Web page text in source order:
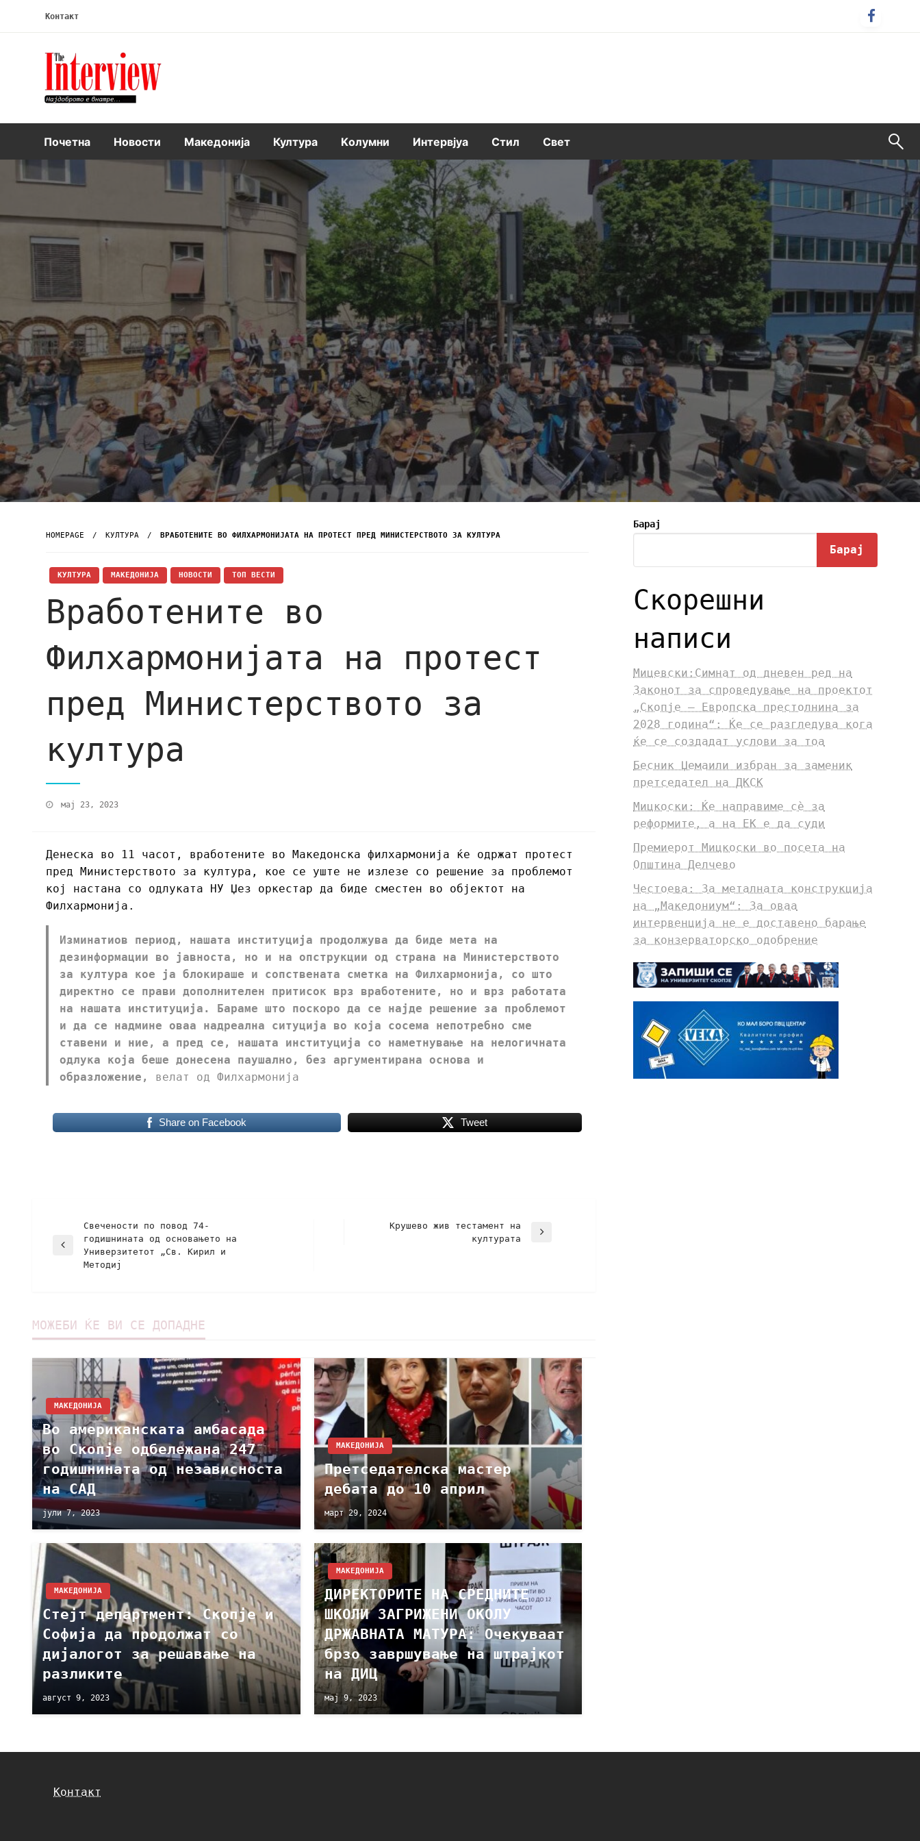
Контакт
Интервју
Почетна Новости Македонија Култура Kолумни Интервјуа Стил Свет
HOMEPAGE КУЛТУРА ВРАБОТЕНИТЕ ВО ФИЛХАРМОНИЈАТА НА ПРОТЕСТ ПРЕД МИНИСТЕРСТВОТО ЗА КУЛТУРА
КУЛТУРА МАКЕДОНИЈА НОВОСТИ ТОП ВЕСТИ
Вработените во
Филхармонијата на протест
пред Министерството за
култура
мај 23, 2023
Денеска во 11 часот, вработените во Македонска филхармонија ќе одржат протест
пред Министерството за култура, кое се уште не излезе со решение за проблемот
кој настана со одлуката НУ Џез оркестар да биде сместен во објектот на
Филхармонија.
Изминатиов период, нашата институција продолжува да биде мета на
дезинформации во јавноста, но и на опструкции од страна на Министерството
за култура кое ја блокираше и сопствената сметка на Филхармонија, со што
директно се прави дополнителен притисок врз вработените, но и врз работата
на нашата институција. Бараме што поскоро да се најде решение за проблемот
и да се надмине оваа надреална ситуција во која сосема непотребно сме
ставени и ние, а пред се, нашата институција со наметнување на нелогичната
одлука која беше донесена паушално, без аргументирана основа и
образложение,
велат од Филхармонија
Share on Facebook Tweet
Свечености по повод 74-
годишнината од основањето на
Универзитетот „Св. Кирил и
Методиј
Крушево жив тестамент на
културата
МОЖЕБИ ЌЕ ВИ СЕ ДОПАДНЕ
МАКЕДОНИЈА
Во американската амбасада
во Скопје одбележана 247
годишнината од независноста
на САД
јули 7, 2023
МАКЕДОНИЈА
Претседателска мастер
дебата до 10 април
март 29, 2024
МАКЕДОНИЈА
Стејт департмент: Скопје и
Софија да продолжат со
дијалогот за решавање на
разликите
август 9, 2023
МАКЕДОНИЈА
ДИРЕКТОРИТЕ НА СРЕДНИТЕ
ШКОЛИ ЗАГРИЖЕНИ ОКОЛУ
ДРЖАВНАТА МАТУРА: Очекуваат
брзо завршување на штрајкот
на ДИЦ
мај 9, 2023
Барај
Барај
Скорешни
написи
Мицевски:Симнат од дневен ред на
Законот за спроведување на проектот
„Скопје – Европска престолнина за
2028 година“: Ќе се разгледува кога
ќе се создадат услови за тоа
Бесник Џемаили избран за заменик
претседател на ДКСК
Мицкоски: Ќе направиме сè за
реформите, а на ЕК е да суди
Премиерот Мицкоски во посета на
Општина Делчево
Честоева: За металната конструкција
на „Македониум“: За оваа
интервенција не е доставено барање
за конзерваторско одобрение
Контакт